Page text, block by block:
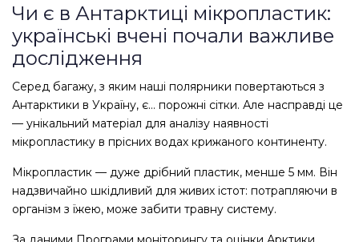
Чи є в Антарктиці мікропластик:
українські вчені почали важливе
дослідження
Серед багажу, з яким наші полярники повертаються з
Антарктики в Україну, є… порожні сітки. Але насправді це
— унікальний матеріал для аналізу наявності
мікропластику в прісних водах крижаного континенту.
Мікропластик — дуже дрібний пластик, менше 5 мм. Він
надзвичайно шкідливий для живих істот: потрапляючи в
організм з їжею, може забити травну систему.